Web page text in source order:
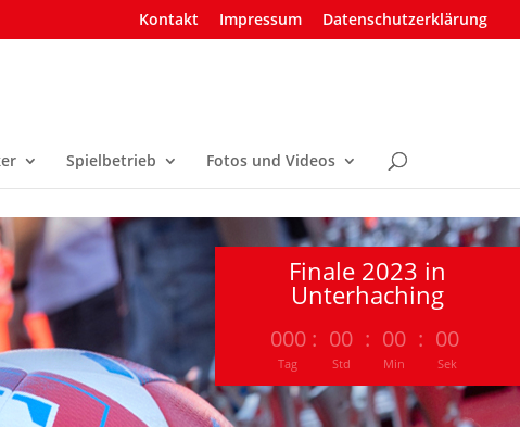
Kontakt Impressum Datenschutzerklärung
Spielbetrieb Fotos und Videos
Finale 2023 in
Unterhaching
000
Tag
: 00
Std
: 00
Min
: 00
Sek